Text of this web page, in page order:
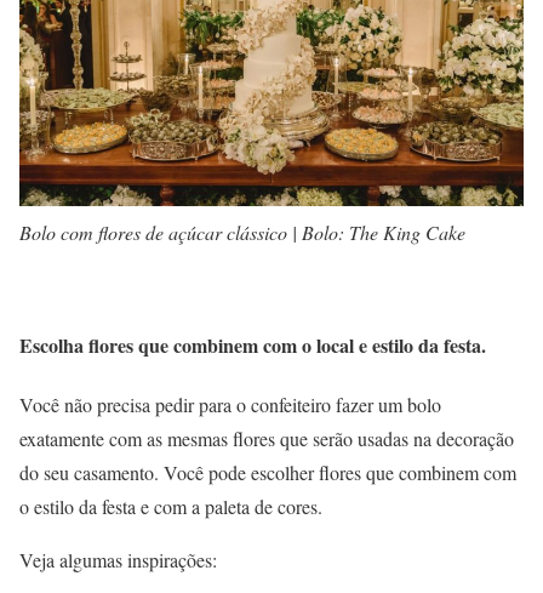
Bolo com flores de açúcar clássico | Bolo: The King Cake
Escolha flores que combinem com o local e estilo da festa.
Você não precisa pedir para o confeiteiro fazer um bolo
exatamente com as mesmas flores que serão usadas na decoração
do seu casamento. Você pode escolher flores que combinem com
o estilo da festa e com a paleta de cores.
Veja algumas inspirações: